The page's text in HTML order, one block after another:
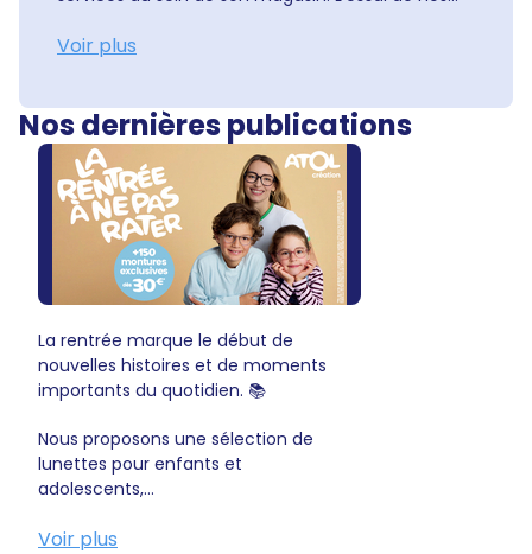
Voir plus
Nos dernières publications
La rentrée marque le début de
nouvelles histoires et de moments
importants du quotidien. 📚
Nous proposons une sélection de
lunettes pour enfants et
adolescents,...
Voir plus